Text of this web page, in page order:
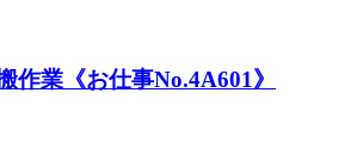
業《お仕事No.4A601》